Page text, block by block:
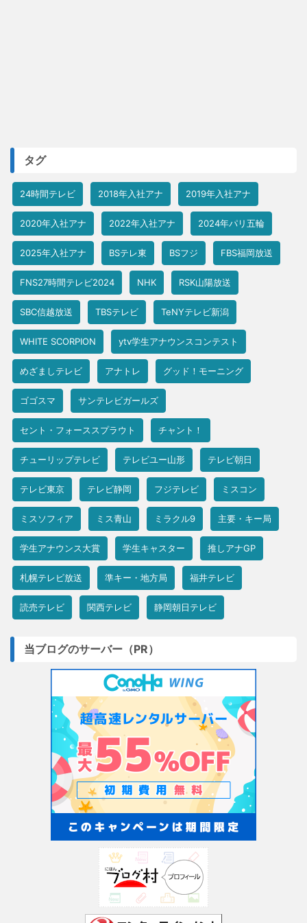
タグ
24時間テレビ 2018年入社アナ 2019年入社アナ
2020年入社アナ 2022年入社アナ 2024年パリ五輪
2025年入社アナ BSテレ東 BSフジ FBS福岡放送
FNS27時間テレビ2024 NHK RSK山陽放送
SBC信越放送 TBSテレビ TeNYテレビ新潟
WHITE SCORPION ytv学生アナウンスコンテスト
めざましテレビ アナトレ グッド！モーニング
ゴゴスマ サンテレビガールズ
セント・フォーススプラウト チャント！
チューリップテレビ テレビユー山形 テレビ朝日
テレビ東京 テレビ静岡 フジテレビ ミスコン
ミスソフィア ミス青山 ミラクル9 主要・キー局
学生アナウンス大賞 学生キャスター 推しアナGP
札幌テレビ放送 準キー・地方局 福井テレビ
読売テレビ 関西テレビ 静岡朝日テレビ
当ブログのサーバー（PR）